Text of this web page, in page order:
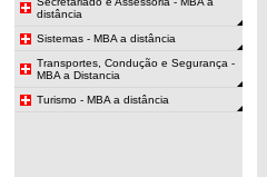
distância
Sistemas - MBA a distância
Transportes, Condução e Segurança -
MBA a Distancia
Turismo - MBA a distância